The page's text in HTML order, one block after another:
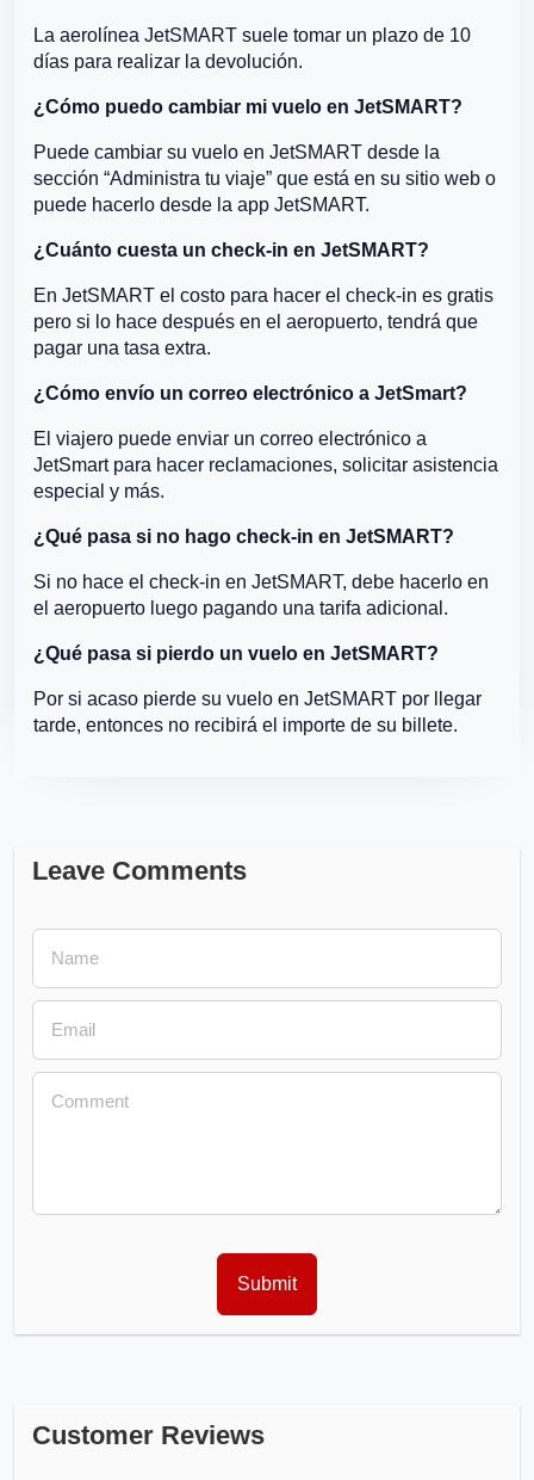
La aerolínea JetSMART suele tomar un plazo de 10
días para realizar la devolución.
¿Cómo puedo cambiar mi vuelo en JetSMART?
Puede cambiar su vuelo en JetSMART desde la
sección “Administra tu viaje” que está en su sitio web o
puede hacerlo desde la app JetSMART.
¿Cuánto cuesta un check-in en JetSMART?
En JetSMART el costo para hacer el check-in es gratis
pero si lo hace después en el aeropuerto, tendrá que
pagar una tasa extra.
¿Cómo envío un correo electrónico a JetSmart?
El viajero puede enviar un correo electrónico a
JetSmart para hacer reclamaciones, solicitar asistencia
especial y más.
¿Qué pasa si no hago check-in en JetSMART?
Si no hace el check-in en JetSMART, debe hacerlo en
el aeropuerto luego pagando una tarifa adicional.
¿Qué pasa si pierdo un vuelo en JetSMART?
Por si acaso pierde su vuelo en JetSMART por llegar
tarde, entonces no recibirá el importe de su billete.
Leave Comments
Customer Reviews